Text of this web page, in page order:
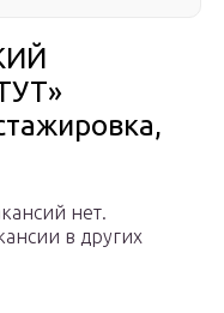
нет.
в других